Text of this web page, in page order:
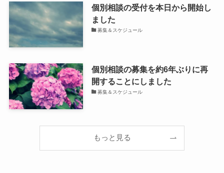
個別相談の受付を本日から開始し
ました
募集＆スケジュール
個別相談の募集を約6年ぶりに再
開することにしました
募集＆スケジュール
もっと見る